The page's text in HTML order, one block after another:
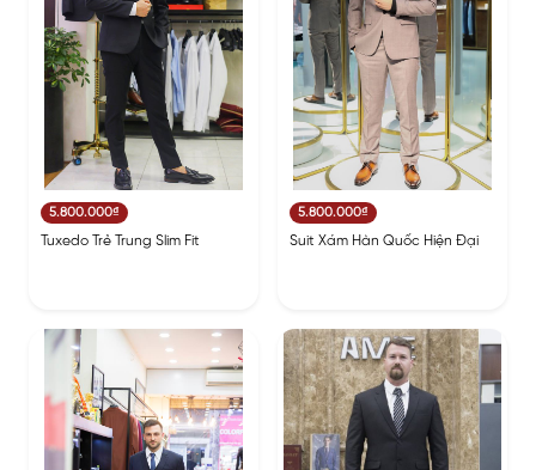
5.800.000₫
Tuxedo Trẻ Trung Slim Fit
5.800.000₫
Suit Xám Hàn Quốc Hiện Đại